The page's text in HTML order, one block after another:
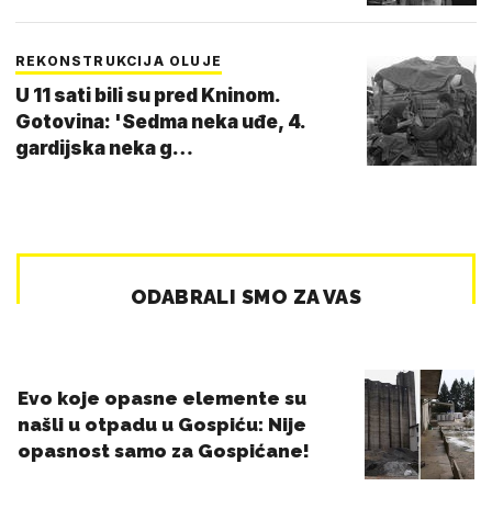
REKONSTRUKCIJA OLUJE
U 11 sati bili su pred Kninom.
Gotovina: 'Sedma neka uđe, 4.
gardijska neka g…